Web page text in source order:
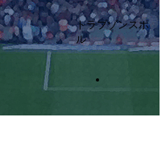
トラブゾンスポ
ル